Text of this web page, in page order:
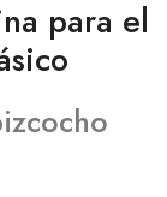
para el